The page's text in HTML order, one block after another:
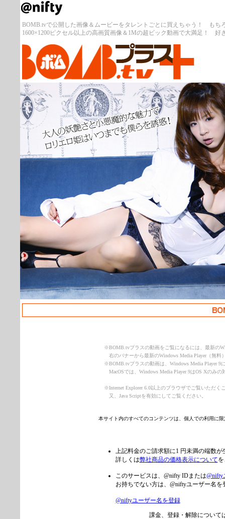
BOMB.tvで公開した画像＆ムービーをタレントごとに買えちゃう！ もち
1600×1200ピクセル以上の高画質画像＆1Mの超ビック動画で大満足！ 好
※BOMB.tvプラスの動画をご覧になるには、最新の
右のバナーから最新のWindows Media Player（無
※BOMB.tvプラスの動画は、Windows Media Player 9
MacOSでは、Windows Media Player 9はOS Xのみの
※Internet Explorer 6.0以上のブラウザでご覧いただく
又、Java Scriptを有効にしてご覧ください。
本サイト内のすべてのコンテンツは、個人での利用に
上記料金のご請求額に1 円未満の端数
詳しくは弊社商品の価格表示について
このサービスは、@nifty IDまたは@nifty
お持ちでない方は、@niftyユーザー名
@niftyユーザー名を登録
課金、登録・解除について